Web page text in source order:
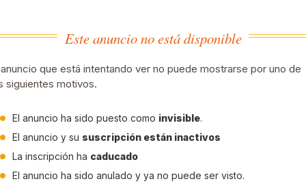
Este anuncio no está disponible
que está intentando ver no puede mostrarse por uno de
siguientes motivos.
El anuncio ha sido puesto como invisible.
El anuncio y su suscripción están inactivos
La inscripción ha caducado
El anuncio ha sido anulado y ya no puede ser visto.